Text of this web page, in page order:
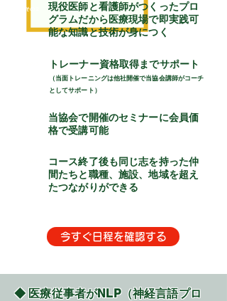
現役医師と看護師がつくったプロ
グラムだから医療現場で即実践可
能な知識と技術が身につく
トレーナー資格取得までサポート
（当面トレーニングは他社開催で当協会講師がコーチ
としてサポート）
​その２
当協会で開催のセミナーに会員価
格で受講可能
コース終了後も同じ志を持った仲
間たちと職種、施設、地域を超え
たつながりができる
今すぐ日程を確認する
◆ 医療従事者がNLP（神経言語プロ